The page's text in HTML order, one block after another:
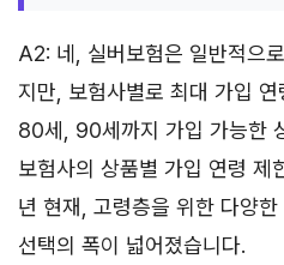
A2: 네, 실버보험은 일반적으
지만, 보험사별로 최대 가입
80세, 90세까지 가입 가능한
보험사의 상품별 가입 연령
년 현재, 고령층을 위한 다양
선택의 폭이 넓어졌습니다.